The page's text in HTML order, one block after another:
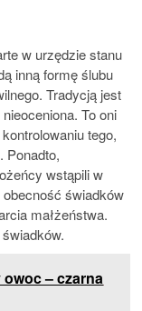
w urzędzie stanu
inną formę ślubu
Tradycją jest
To oni
tego,
Ponadto,
wstąpili w
świadków
małżeństwa.
– czarna